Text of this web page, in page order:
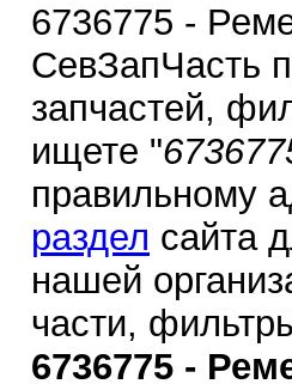
6736775 -
СевЗапЧасть
запчастей,
ищете "
правильному
раздел сайта
нашей
части,
6736775 -